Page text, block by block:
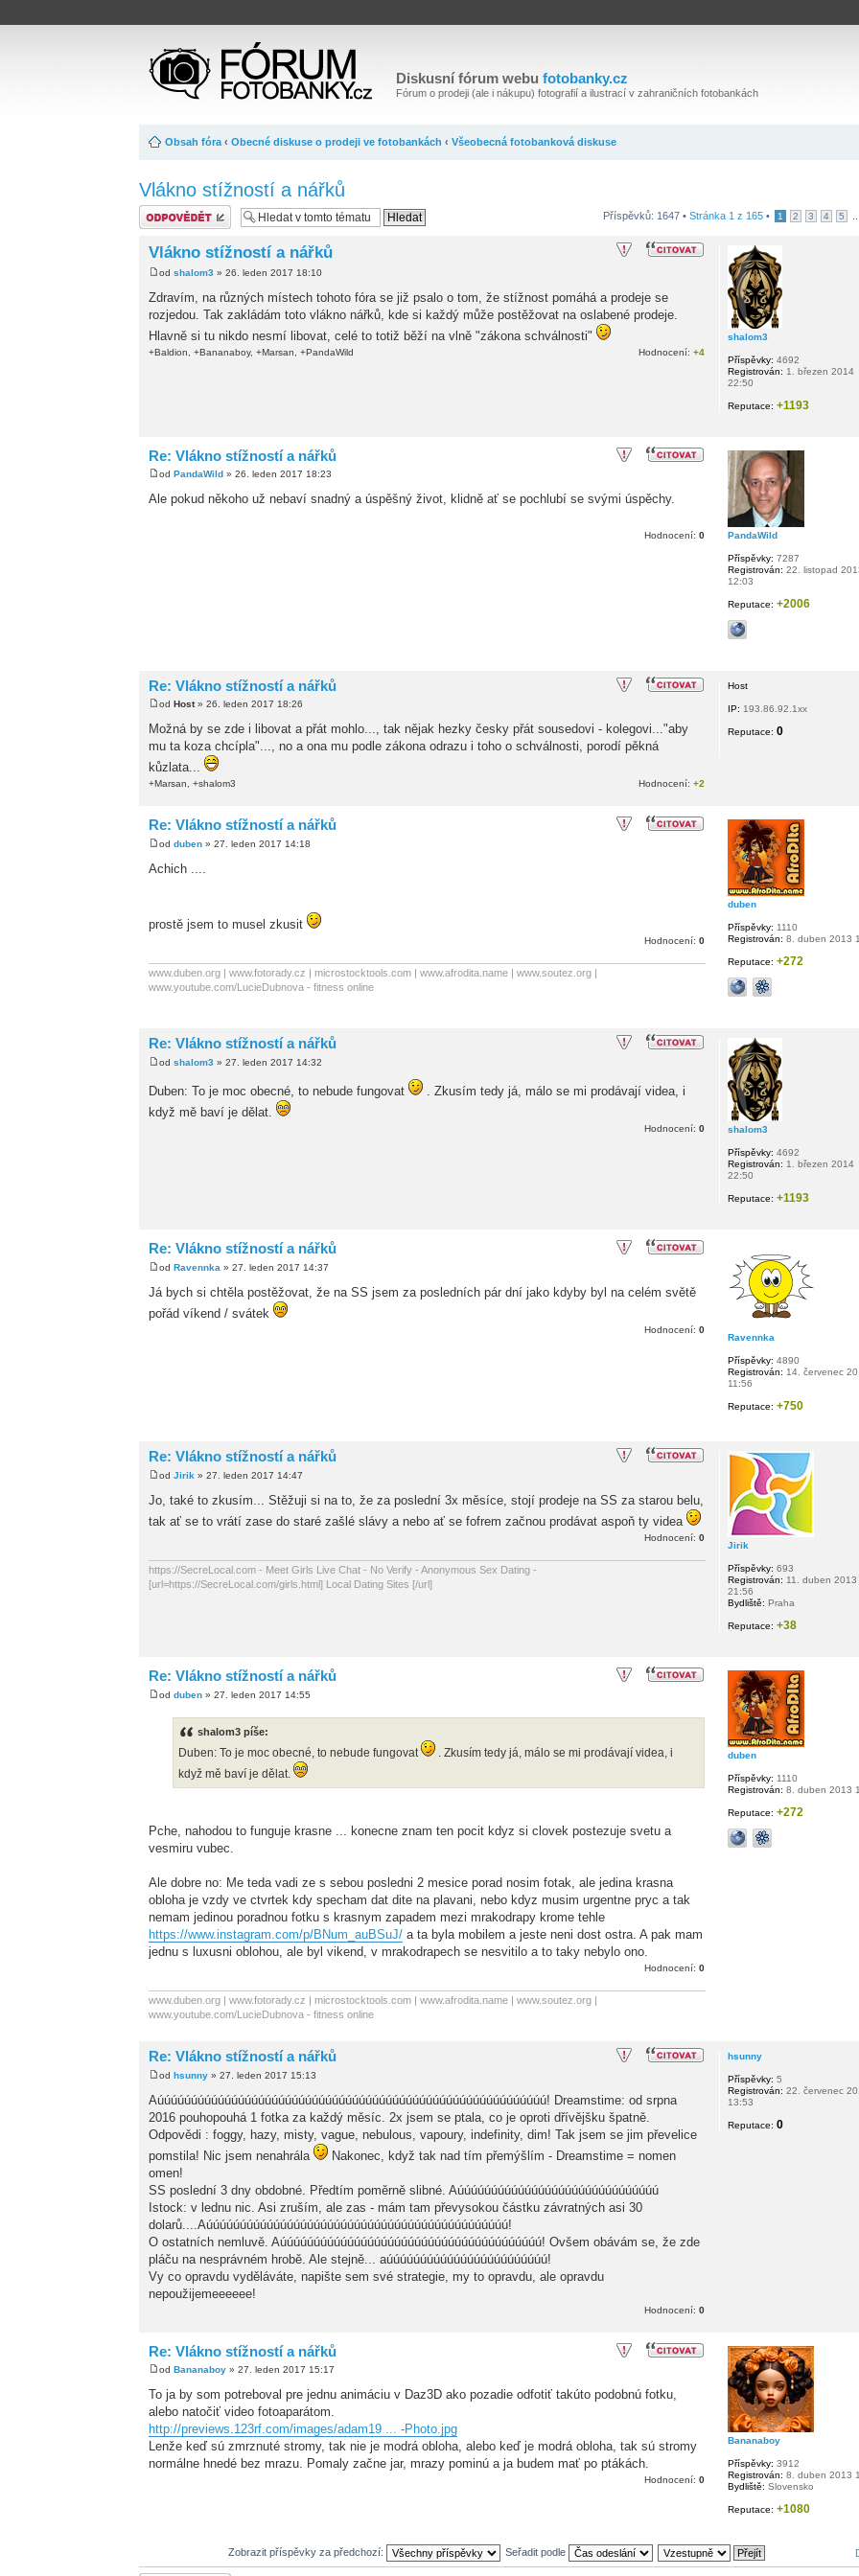
Diskusní fórum webu fotobanky.cz
Fórum o prodeji (ale i nákupu) fotografií a ilustrací v zahraničních fotobankách
Obsah fóra ‹ Obecné diskuse o prodeji ve fotobankách ‹ Všeobecná fotobanková diskuse
Vlákno stížností a nářků
Odeslat odpověď Příspěvků: 1647 • Stránka 1 z 165 • 1 2 3 4 5
Vlákno stížností a nářků
od shalom3 » 26. leden 2017 18:10
Zdravím, na různých místech tohoto fóra se již psalo o tom, že stížnost pomáhá a prodeje se
rozjedou. Tak zakládám toto vlákno nářků, kde si každý může postěžovat na oslabené prodeje.
Hlavně si tu nikdo nesmí libovat, celé to totiž běží na vlně "zákona schválnosti"
+Baldion, +Bananaboy, +Marsan, +PandaWild Hodnocení: +4
shalom3
Příspěvky: 4692
Registrován: 1. březen 2014
22:50
Reputace: +1193
Re: Vlákno stížností a nářků
od PandaWild » 26. leden 2017 18:23
Ale pokud někoho už nebaví snadný a úspěšný život, klidně ať se pochlubí se svými úspěchy.
Hodnocení: 0 PandaWild
Příspěvky: 7287
Registrován: 22. listopad
12:03
Reputace: +2006
Re: Vlákno stížností a nářků
od Host» 26. leden 2017 18:26
Možná by se zde i libovat a přát mohlo..., tak nějak hezky česky přát sousedovi - kolegovi..."aby
mu ta koza chcípla"..., no a ona mu podle zákona odrazu i toho o schválnosti, porodí pěkná
kůzlata...
+Marsan, +shalom3 Hodnocení: +2
Host
IP: 193.86.92.1xx
Reputace: 0
Re: Vlákno stížností a nářků
od duben » 27. leden 2017 14:18
Achich ....
prostě jsem to musel zkusit
Hodnocení: 0
www.duben.org | www.fotorady.cz | microstocktools.com | www.afrodita.name | www.soutez.org |
www.youtube.com/LucieDubnova - fitness online
duben
Příspěvky: 1110
Registrován: 8. duben 2013
Reputace: +272
Re: Vlákno stížností a nářků
od shalom3 » 27. leden 2017 14:32
Duben: To je moc obecné, to nebude fungovat
. Zkusím tedy já, málo se mi prodávají videa, i
když mě baví je dělat.
Hodnocení: 0 shalom3
Příspěvky: 4692
Registrován: 1. březen 2014
22:50
Reputace: +1193
Re: Vlákno stížností a nářků
od Ravennka » 27. leden 2017 14:37
Já bych si chtěla postěžovat, že na SS jsem za posledních pár dní jako kdyby byl na celém světě
pořád víkend / svátek
Hodnocení: 0
Ravennka
Příspěvky: 4890
Registrován: 14. červenec
11:56
Reputace: +750
Re: Vlákno stížností a nářků
od Jirik » 27. leden 2017 14:47
Jo, také to zkusím... Stěžuji si na to, že za poslední 3x měsíce, stojí prodeje na SS za starou belu,
tak ať se to vrátí zase do staré zašlé slávy a nebo ať se fofrem začnou prodávat aspoň ty videa
Hodnocení: 0
https://SecreLocal.com - Meet Girls Live Chat - No Verify - Anonymous Sex Dating -
[url=https://SecreLocal.com/girls.html] Local Dating Sites [/url]
Jirik
Příspěvky: 693
Registrován: 11. duben 2013
21:56
Bydliště: Praha
Reputace: +38
Re: Vlákno stížností a nářků
od duben » 27. leden 2017 14:55
shalom3 píše:
Duben: To je moc obecné, to nebude fungovat
. Zkusím tedy já, málo se mi prodávají videa, i
když mě baví je dělat.
Pche, nahodou to funguje krasne ... konecne znam ten pocit kdyz si clovek postezuje svetu a
vesmiru vubec.
Ale dobre no: Me teda vadi ze s sebou posledni 2 mesice porad nosim fotak, ale jedina krasna
obloha je vzdy ve ctvrtek kdy specham dat dite na plavani, nebo kdyz musim urgentne pryc a tak
nemam jedinou poradnou fotku s krasnym zapadem mezi mrakodrapy krome tehle
https://www.instagram.com/p/BNum_auBSuJ/ a ta byla mobilem a jeste neni dost ostra. A pak mam
jednu s luxusni oblohou, ale byl vikend, v mrakodrapech se nesvitilo a to taky nebylo ono.
Hodnocení: 0
www.duben.org | www.fotorady.cz | microstocktools.com | www.afrodita.name | www.soutez.org |
www.youtube.com/LucieDubnova - fitness online
duben
Příspěvky: 1110
Registrován: 8. duben 2013
Reputace: +272
Re: Vlákno stížností a nářků
od hsunny » 27. leden 2017 15:13
Aúúúúúúúúúúúúúúúúúúúúúúúúúúúúúúúúúúúúúúúúúúúúúúúúúúúúúúúúúú! Dreamstime: od srpna
2016 pouhopouhá 1 fotka za každý měsíc. 2x jsem se ptala, co je oproti dřívějšku špatně.
Odpovědi : foggy, hazy, misty, vague, nebulous, vapoury, indefinity, dim! Tak jsem se jim převelice
pomstila! Nic jsem nenahrála
Nakonec, když tak nad tím přemýšlím - Dreamstime = nomen
omen!
SS poslední 3 dny obdobné. Předtím poměrně slibné. Aúúúúúúúúúúúúúúúúúúúúúúúúúúúúúú
Istock: v lednu nic. Asi zruším, ale zas - mám tam převysokou částku závratných asi 30
dolarů....Aúúúúúúúúúúúúúúúúúúúúúúúúúúúúúúúúúúúúúúúúúúúúú!
O ostatních nemluvě. Aúúúúúúúúúúúúúúúúúúúúúúúúúúúúúúúúúúúúúúú! Ovšem obávám se, že zde
pláču na nesprávném hrobě. Ale stejně... aúúúúúúúúúúúúúúúúúúúúúúúú!
Vy co opravdu vyděláváte, napište sem své strategie, my to opravdu, ale opravdu
nepoužijemeeeeee!
Hodnocení: 0
hsunny
Příspěvky: 5
Registrován: 22. červenec
13:53
Reputace: 0
Re: Vlákno stížností a nářků
od Bananaboy » 27. leden 2017 15:17
To ja by som potreboval pre jednu animáciu v Daz3D ako pozadie odfotiť takúto podobnú fotku,
alebo natočiť video fotoaparátom.
http://previews.123rf.com/images/adam19 ... -Photo.jpg
Lenže keď sú zmrznuté stromy, tak nie je modrá obloha, alebo keď je modrá obloha, tak sú stromy
normálne hnedé bez mrazu. Pomaly začne jar, mrazy pominú a ja budem mať po ptákách.
Hodnocení: 0
Bananaboy
Příspěvky: 3912
Registrován: 8. duben 2013
Bydliště: Slovensko
Reputace: +1080
Zobrazit příspěvky za předchozí: Seřadit podle